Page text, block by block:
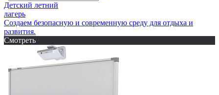
Детский летний
лагерь
Создаем безопасную и современную среду для отдыха и
развития.
Смотреть